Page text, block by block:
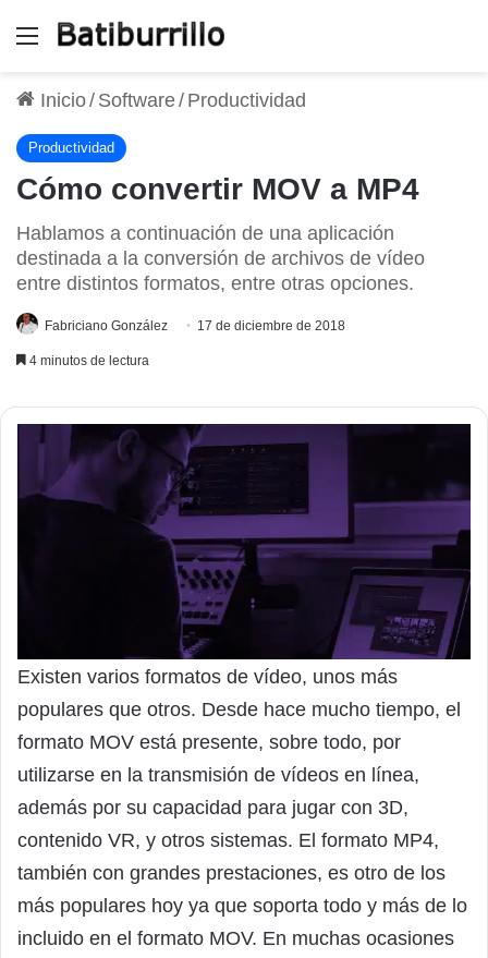
Menú
Inicio/ Software/ Productividad
Productividad
Cómo convertir MOV a MP4
Hablamos a continuación de una aplicación
destinada a la conversión de archivos de vídeo
entre distintos formatos, entre otras opciones.
Fabriciano González 17 de diciembre de 2018
4 minutos de lectura
Existen varios formatos de vídeo, unos más
populares que otros. Desde hace mucho tiempo, el
formato MOV está presente, sobre todo, por
utilizarse en la transmisión de vídeos en línea,
además por su capacidad para jugar con 3D,
contenido VR, y otros sistemas. El formato MP4,
también con grandes prestaciones, es otro de los
más populares hoy ya que soporta todo y más de lo
incluido en el formato MOV. En muchas ocasiones